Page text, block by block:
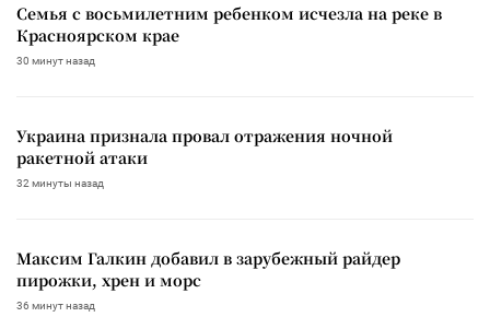
Семья с восьмилетним ребенком исчезла на реке в
Красноярском крае
30 минут назад
Украина признала провал отражения ночной
ракетной атаки
32 минуты назад
Максим Галкин добавил в зарубежный райдер
пирожки, хрен и морс
36 минут назад